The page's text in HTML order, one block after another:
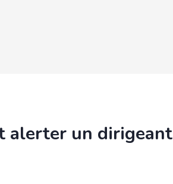
alerter un dirigeant